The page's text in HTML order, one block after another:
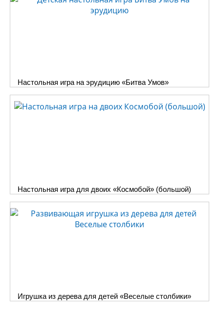
Настольная игра на эрудицию «Битва Умов»
Настольная игра для двоих «Космобой» (большой)
Игрушка из дерева для детей «Веселые столбики»